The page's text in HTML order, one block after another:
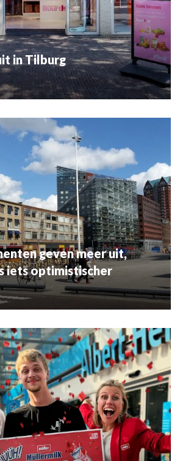
in Tilburg
geven meer uit,
iets optimistischer